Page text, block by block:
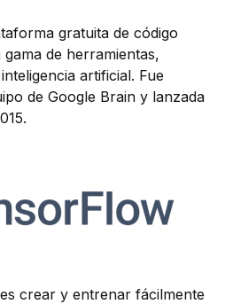
gratuita de código
de herramientas,
artificial. Fue
de Google Brain y lanzada
crear y entrenar fácilmente